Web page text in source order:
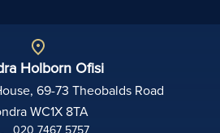
Holborn Ofisi
69-73 Theobalds Road
WC1X 8TA
020 7467 5757